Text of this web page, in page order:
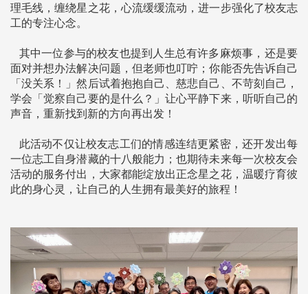
理毛线，缠绕星之花，心流缓缓流动，进一步强化了校友志
工的专注心念。
其中一位参与的校友也提到人生总有许多麻烦事，还是要
面对并想办法解决问题，但老师也叮咛；你能否先告诉自己
「没关系！」然后试着抱抱自己、慈悲自己、不苛刻自己，
学会「觉察自己要的是什么？」让心平静下来，听听自己的
声音，重新找到新的方向再出发！
此活动不仅让校友志工们的情感连结更紧密，还开发出每
一位志工自身潜藏的十八般能力；也期待未来每一次校友会
活动的服务付出，大家都能绽放出正念星之花，温暖疗育彼
此的身心灵，让自己的人生拥有最美好的旅程！